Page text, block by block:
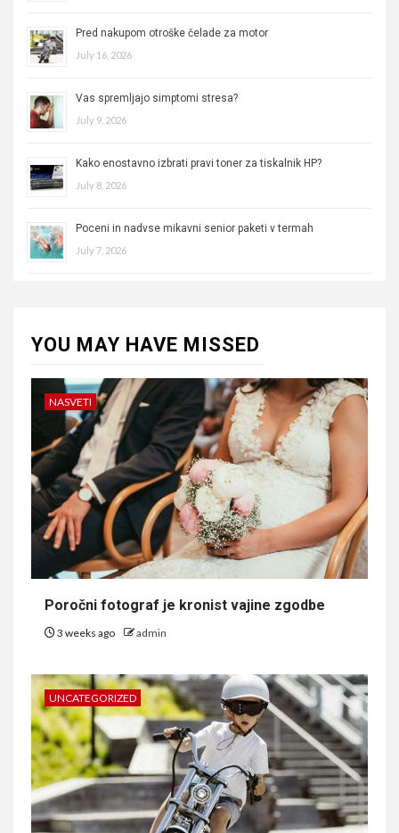
Pred nakupom otroške čelade za motor
July 16, 2026
Vas spremljajo simptomi stresa?
July 9, 2026
Kako enostavno izbrati pravi toner za tiskalnik HP?
July 8, 2026
Poceni in nadvse mikavni senior paketi v termah
July 7, 2026
YOU MAY HAVE MISSED
NASVETI
Poročni fotograf je kronist vajine zgodbe
3 weeks ago admin
UNCATEGORIZED